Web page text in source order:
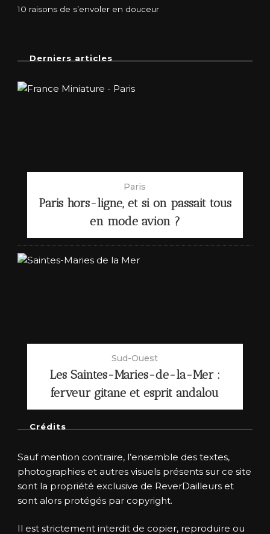
10 raisons de s’envoler en douceur
Derniers articles
Paris
Paris hors-ligne, et si on passait tous
en mode avion ?
Sud-Ouest
Les Saintes-Maries-de-la-Mer :
ferveur gitane et esprit andalou
Crédits
Sauf mention contraire, l’ensemble des textes,
photographies et autres visuels présents sur ce site
sont la propriété exclusive de ReverDailleurs et
sont alors protégés par copyright.
Il est strictement interdit de copier, reproduire ou